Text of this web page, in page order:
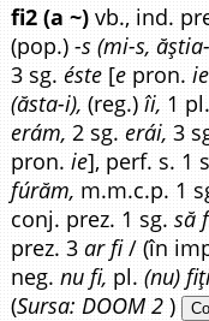
fi2 (a ~) vb., ind.
(pop.)-s (mi-s,
3 sg.éste [e pron.ie
(ăsta-i), (reg.)îi, 1
erám, 2 sg.erái, 3
pron.ie], perf. s. 1
fúrăm, m.m.c.p. 1
conj. prez. 1 sg.să
prez. 3ar fi/ (în
neg.nu fi, pl.(nu)
(Sursa: DOOM 2 )